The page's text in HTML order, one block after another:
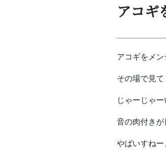
アコギ
アコギをメン
その場で見て
じゃーじゃ
音の肉付きが
やばいすねー